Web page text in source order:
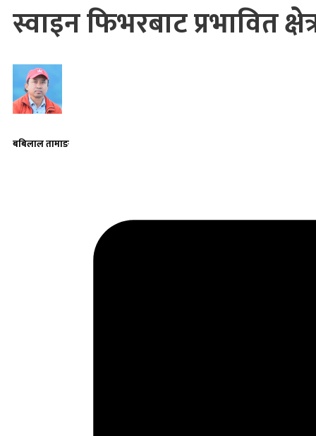
स्वाइन फिभरबाट प्रभावित
बबिलाल तामाङ